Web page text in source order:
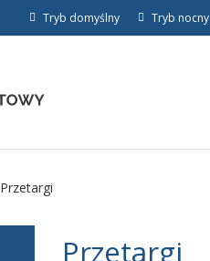
Tryb domyślny Tryb nocny
Przetargi
Przetargi